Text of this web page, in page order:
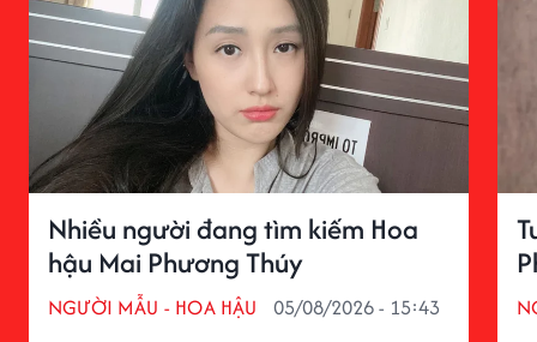
Nhiều người đang tìm kiếm Hoa
hậu Mai Phương Thúy
NGƯỜI MẪU - HOA HẬU 05/08/2026 - 15:43